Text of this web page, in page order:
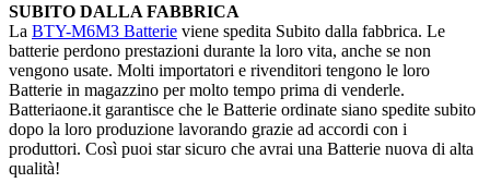
SUBITO DALLA FABBRICA
La BTY-M6M3 Batterie viene spedita Subito dalla fabbrica. Le
batterie perdono prestazioni durante la loro vita, anche se non
vengono usate. Molti importatori e rivenditori tengono le loro
Batterie in magazzino per molto tempo prima di venderle.
Batteriaone.it garantisce che le Batterie ordinate siano spedite subito
dopo la loro produzione lavorando grazie ad accordi con i
produttori. Così puoi star sicuro che avrai una Batterie nuova di alta
qualità!